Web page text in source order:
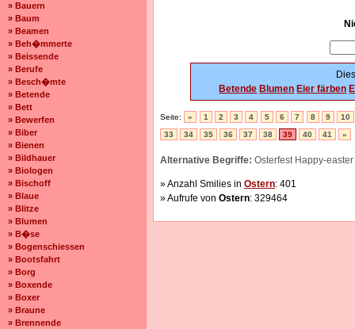
» Bauern
» Baum
» Beamen
» Beh�mmerte
» Beissende
» Berufe
» Besch�mte
» Betende
» Bett
» Bewerfen
» Biber
» Bienen
» Bildhauer
» Biologen
» Bischoff
» Blaue
» Blitze
» Blumen
» B�se
» Bogenschiessen
» Bootsfahrt
» Borg
» Boxende
» Boxer
» Braune
» Brennende
Betende Blumen Eier färben
Seite: « 1 2 3 4 5 6 7 8 9
10
33
34 35 36 37 38 39 40 41 »
Alternative Begriffe: Osterfest Happy-
» Anzahl Smilies in Ostern: 401
» Aufrufe von Ostern: 329464